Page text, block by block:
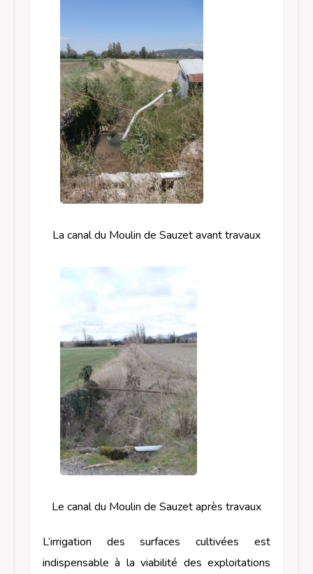
La canal du Moulin de Sauzet avant travaux
Le canal du Moulin de Sauzet après travaux
L’irrigation des surfaces cultivées est
indispensable à la viabilité des exploitations